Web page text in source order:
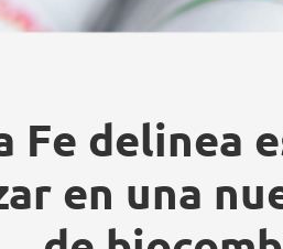
Fe delinea
en una